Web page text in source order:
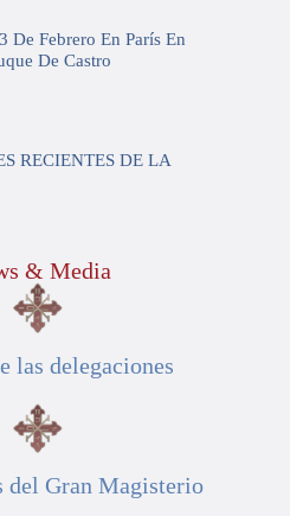
De Febrero En París En
De Castro
RECIENTES DE LA
& Media
las delegaciones
del Gran Magisterio